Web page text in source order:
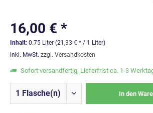
16,00 € *
Inhalt: 0.75 Liter (21,33 € * / 1 Liter)
inkl. MwSt. zzgl. Versandkosten
Sofort versandfertig, Lieferfrist ca. 1-3
In den